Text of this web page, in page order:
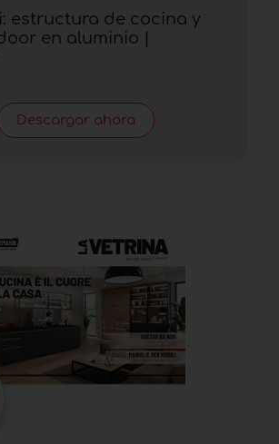
estructura de cocina y
en aluminio |
Descargar ahora